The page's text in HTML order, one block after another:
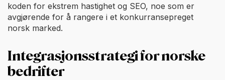
koden for ekstrem hastighet og SEO, noe som er
avgjørende for å rangere i et konkurransepreget
norsk marked.
Integrasjonsstrategi for norske
bedrifter